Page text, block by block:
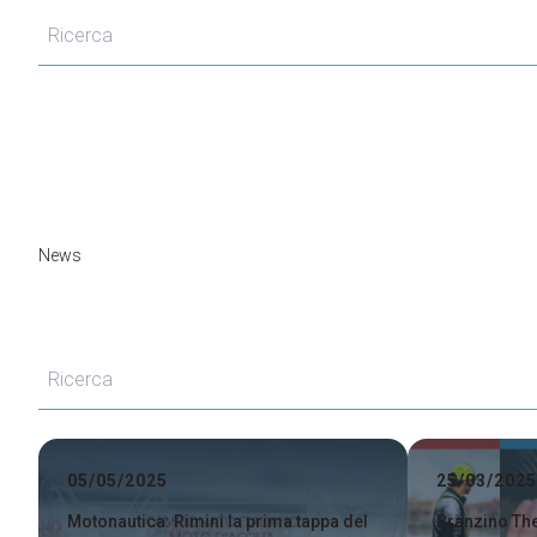
Gruppi
Contatti
FAQ
Showcase
Blog
News
05/05/2025
Motonautica: Rimini la prima tappa del
25/03/2025
Branzino